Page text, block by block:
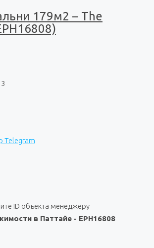
179м2 – The
3
Telegram
ID объекта менеджеру
в Паттайе - EPH16808